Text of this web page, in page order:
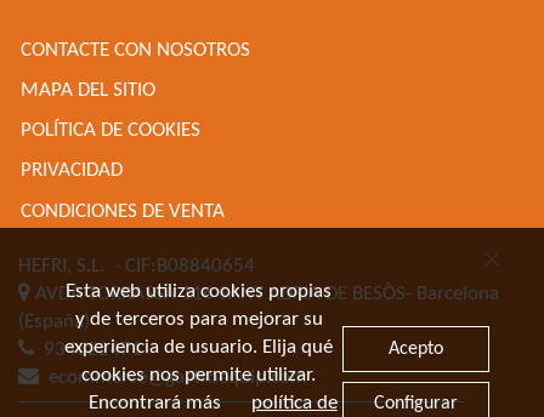
CONTACTE CON NOSOTROS
MAPA DEL SITIO
POLÍTICA DE COOKIES
PRIVACIDAD
CONDICIONES DE VENTA
HEFRI, S.L. - CIF:B08840654
AVDA TORRASSA 116SANT ADRIA DE BESÒS- Barcelona
(España)
934622471
ecommerce@gastroequip.com
Esta web utiliza cookies propias
y de terceros para mejorar su
experiencia de usuario. Elija qué
cookies nos permite utilizar.
Encontrará más
política de
Acepto
Configurar